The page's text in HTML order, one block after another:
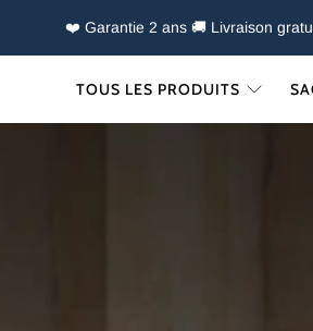
❤️ Garantie 2 ans 🚚 Livraison
TOUS LES PRODUITS